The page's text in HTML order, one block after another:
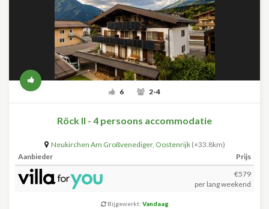
6 2-4
Röck II - 4 persoons accommodatie
Neukirchen Am Großvenediger, Oostenrijk (+33.8km)
Aanbieder
Prijs
€579
per lang weekend
Bijgewerkt: Vandaag